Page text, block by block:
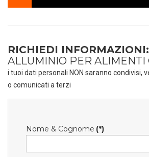
RICHIEDI INFORMAZIONI:
ALLUMINIO PER ALIMENTI
i tuoi dati personali NON saranno condivisi,
o comunicati a terzi
Nome & Cognome (*)